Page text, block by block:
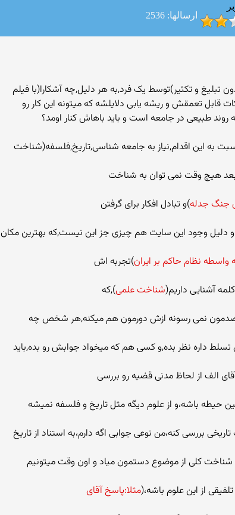
ارسالها: 2536
تبلیغ و تکثیر)توسط یک فرد,به هر دلیل,چه آشکارا(با فیلم
قابل تعمقش و ریشه یابی دلایلشه که میتونه این کار رو
طبیعی در جامعه است و باید باهاش کنار اومد؟
به این اقدام,نیاز به جامعه شناسی,تاریخ,فلسفه(شناخت
هیچ وقت نمی توان به شناخت
جنگ جدله)و تبادل افکار برای گرفتن
دلیل وجود این سایت هم چیزی جز این نیست,که بهترین مکان
واسطه نظام حاکم بر ایران)تجربه اش
آشنایی داریم(شناخت علمی),که
نمی رسونه ازش دورمون هم میکنه,هر شخص چه
داره نظر بده,و کسی هم که میخواد جوابش رو بده,باید
الف از لحاظ مدنی قضیه رو بررسی
حیطه باشه،و از علوم دیگه مثل تاریخ و فلسفه نمیشه
بررسی کنه،من نوعی جوابی اگه دارم،به استناد از تاریخ
کلی از موضوع دستمون میاد و اون وقت میتونیم
از این علوم باشه،(مثلا:پاسخ آقای